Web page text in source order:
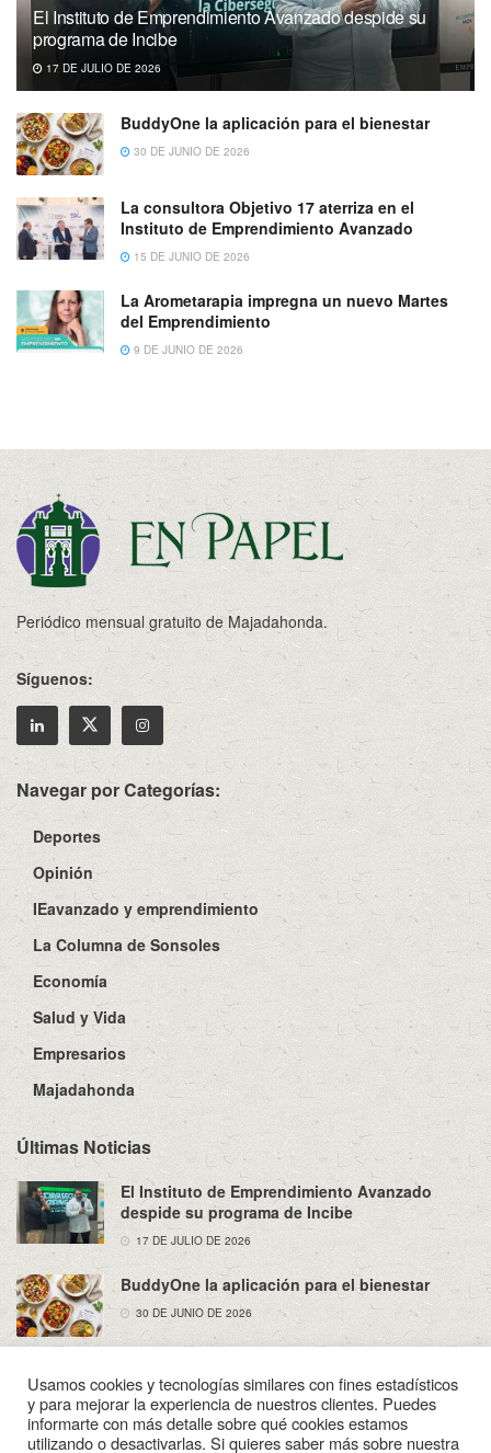
El Instituto de Emprendimiento Avanzado despide su
programa de Incibe
17 DE JULIO DE 2026
BuddyOne la aplicación para el bienestar
30 DE JUNIO DE 2026
La consultora Objetivo 17 aterriza en el
Instituto de Emprendimiento Avanzado
15 DE JUNIO DE 2026
La Arometarapia impregna un nuevo Martes
del Emprendimiento
9 DE JUNIO DE 2026
Periódico mensual gratuito de Majadahonda.
Síguenos:
Navegar por Categorías:
Deportes
Opinión
IEavanzado y emprendimiento
La Columna de Sonsoles
Economía
Salud y Vida
Empresarios
Majadahonda
Últimas Noticias
El Instituto de Emprendimiento Avanzado
despide su programa de Incibe
17 DE JULIO DE 2026
BuddyOne la aplicación para el bienestar
30 DE JUNIO DE 2026
Sobre Nosotros Política de Privacidad Aviso Legal
Usamos cookies y tecnologías similares con fines estadísticos
y para mejorar la experiencia de nuestros clientes. Puedes
informarte con más detalle sobre qué cookies estamos
utilizando o desactivarlas. Si quieres saber más sobre nuestra